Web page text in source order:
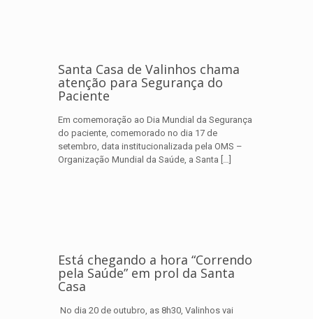
Santa Casa de Valinhos chama
atenção para Segurança do
Paciente
Em comemoração ao Dia Mundial da Segurança
do paciente, comemorado no dia 17 de
setembro, data institucionalizada pela OMS –
Organização Mundial da Saúde, a Santa […]
Está chegando a hora “Correndo
pela Saúde” em prol da Santa
Casa
No dia 20 de outubro, as 8h30, Valinhos vai